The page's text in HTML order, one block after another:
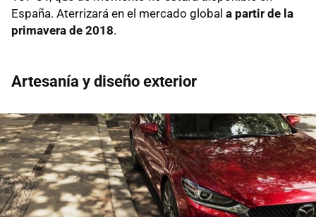
España. Aterrizará en el mercado global a partir de la
primavera de 2018.
Artesanía y diseño exterior